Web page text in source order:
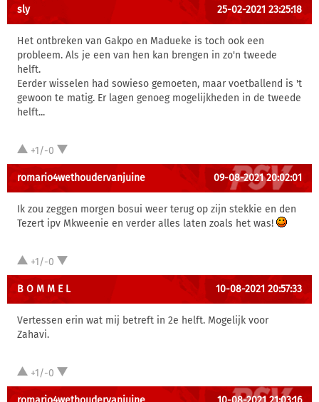
sly 25-02-2021 23:25:18
Het ontbreken van Gakpo en Madueke is toch ook een
probleem. Als je een van hen kan brengen in zo'n tweede
helft.
Eerder wisselen had sowieso gemoeten, maar voetballend is 't
gewoon te matig. Er lagen genoeg mogelijkheden in de tweede
helft...
+1/-0
romario4wethoudervanjuine 09-08-2021 20:02:01
Ik zou zeggen morgen bosui weer terug op zijn stekkie en den
Tezert ipv Mkweenie en verder alles laten zoals het was!
+1/-0
B O M M E L 10-08-2021 20:57:33
Vertessen erin wat mij betreft in 2e helft. Mogelijk voor
Zahavi.
+1/-0